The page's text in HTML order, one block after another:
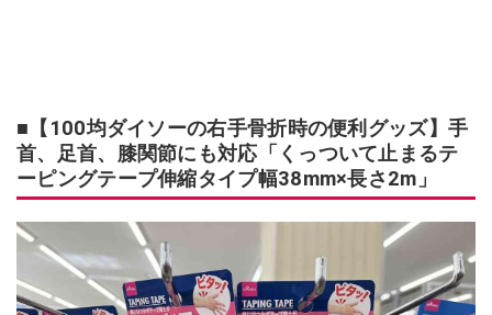
■【100均ダイソーの右手骨折時の便利グッズ】手
首、足首、膝関節にも対応「くっついて止まるテ
ーピングテープ伸縮タイプ幅38mm×長さ2m」